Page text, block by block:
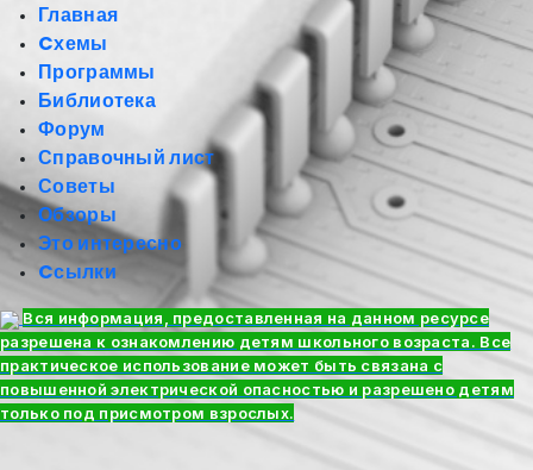
Главная
Cхемы
Программы
Библиотека
Форум
Справочный лист
Советы
Обзоры
Это интересно
Cсылки
Вся информация, предоставленная на данном ресурсе
разрешена к ознакомлению детям школьного возраста. Все
практическое использование может быть связана с
повышенной электрической опасностью и разрешено детям
только под присмотром взрослых.